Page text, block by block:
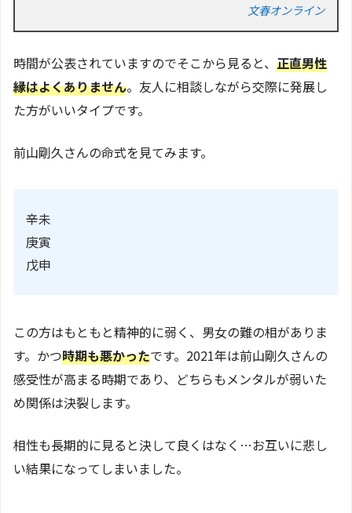
文春オンライン
時間が公表されていますのでそこから見ると、 正直男性
縁はよくありません。友人に相談しながら交際に発展し
た方がいいタイプです。
前山剛久さんの命式を見てみます。
辛未
庚寅
戊申
この方はもともと精神的に弱く、男女の難の相がありま
す。かつ時期も悪かったです。2021年は前山剛久さんの
感受性が高まる時期であり、どちらもメンタルが弱いた
め関係は決裂します。
相性も長期的に見ると決して良くはなく…お互いに悲し
い結果になってしまいました。